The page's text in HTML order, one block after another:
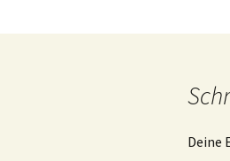
Deine